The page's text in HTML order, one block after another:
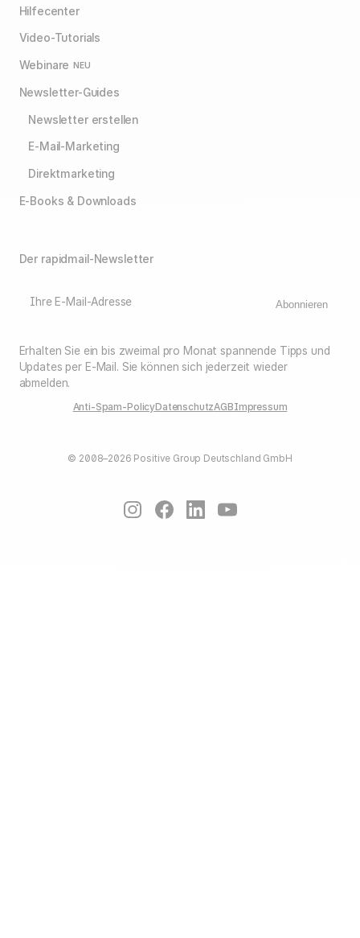
Hilfecenter
Video-Tutorials
Webinare NEU
Newsletter-Guides
Newsletter erstellen
E-Mail-Marketing
Direktmarketing
E-Books & Downloads
Der rapidmail-Newsletter
Ihre E-Mail-Adresse Abonnieren
Erhalten Sie ein bis zweimal pro Monat spannende Tipps und
Updates per E-Mail. Sie können sich jederzeit wieder
abmelden.
Anti-Spam-PolicyDatenschutzAGBImpressum
© 2008–2026 Positive Group Deutschland GmbH